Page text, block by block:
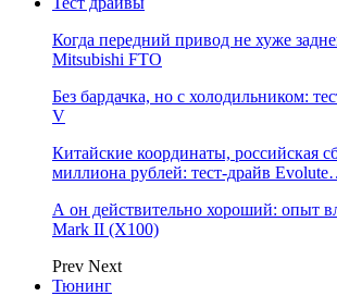
Когда передний привод не хуже
Mitsubishi FTO
Без бардачка, но с холодильником:
V
Китайские координаты, российская
миллиона рублей: тест-драйв
А он действительно хороший: опыт
Mark II (Х100)
Prev Next
Тюнинг